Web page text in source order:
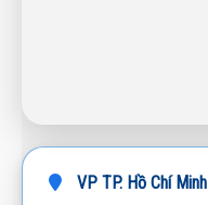
VP TP. Hồ Chí Minh